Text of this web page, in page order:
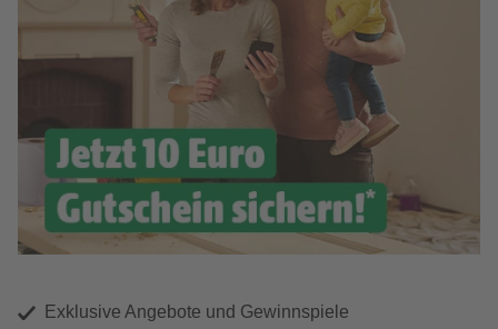
Exklusive Angebote und Gewinnspiele